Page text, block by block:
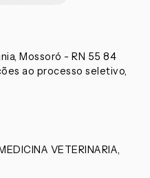
Mossoró - RN 55 84
ao processo seletivo,
VETERINARIA,